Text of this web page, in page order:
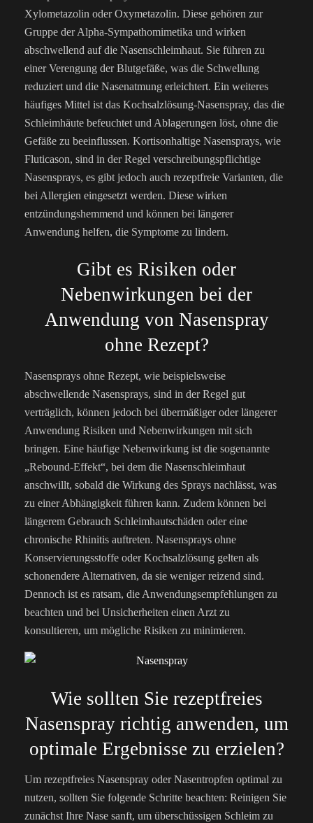
Xylometazolin oder Oxymetazolin. Diese gehören zur
Gruppe der Alpha-Sympathomimetika und wirken
abschwellend auf die Nasenschleimhaut. Sie führen zu
einer Verengung der Blutgefäße, was die Schwellung
reduziert und die Nasenatmung erleichtert. Ein weiteres
häufiges Mittel ist das Kochsalzlösung-Nasenspray, das die
Schleimhäute befeuchtet und Ablagerungen löst, ohne die
Gefäße zu beeinflussen. Kortisonhaltige Nasensprays, wie
Fluticason, sind in der Regel verschreibungspflichtige
Nasensprays, es gibt jedoch auch rezeptfreie Varianten, die
bei Allergien eingesetzt werden. Diese wirken
entzündungshemmend und können bei längerer
Anwendung helfen, die Symptome zu lindern.
Gibt es Risiken oder
Nebenwirkungen bei der
Anwendung von Nasenspray
ohne Rezept?
Nasensprays ohne Rezept, wie beispielsweise
abschwellende Nasensprays, sind in der Regel gut
verträglich, können jedoch bei übermäßiger oder längerer
Anwendung Risiken und Nebenwirkungen mit sich
bringen. Eine häufige Nebenwirkung ist die sogenannte
„Rebound-Effekt“, bei dem die Nasenschleimhaut
anschwillt, sobald die Wirkung des Sprays nachlässt, was
zu einer Abhängigkeit führen kann. Zudem können bei
längerem Gebrauch Schleimhautschäden oder eine
chronische Rhinitis auftreten. Nasensprays ohne
Konservierungsstoffe oder Kochsalzlösung gelten als
schonendere Alternativen, da sie weniger reizend sind.
Dennoch ist es ratsam, die Anwendungsempfehlungen zu
beachten und bei Unsicherheiten einen Arzt zu
konsultieren, um mögliche Risiken zu minimieren.
Wie sollten Sie rezeptfreies
Nasenspray richtig anwenden, um
optimale Ergebnisse zu erzielen?
Um rezeptfreies Nasenspray oder Nasentropfen optimal zu
nutzen, sollten Sie folgende Schritte beachten: Reinigen Sie
zunächst Ihre Nase sanft, um überschüssigen Schleim zu